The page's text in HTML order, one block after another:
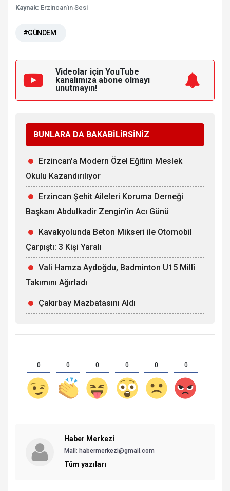
Kaynak: Erzincan'ın Sesi
#GÜNDEM
Videolar için YouTube
kanalımıza abone olmayı
unutmayın!
BUNLARA DA BAKABİLİRSİNİZ
Erzincan'a Modern Özel Eğitim Meslek
Okulu Kazandırılıyor
Erzincan Şehit Aileleri Koruma Derneği
Başkanı Abdulkadir Zengin'in Acı Günü
Kavakyolunda Beton Mikseri ile Otomobil
Çarpıştı: 3 Kişi Yaralı
Vali Hamza Aydoğdu, Badminton U15 Millî
Takımını Ağırladı
Çakırbay Mazbatasını Aldı
0 0 0 0 0 0
Haber Merkezi
Mail: habermerkezi@gmail.com
Tüm yazıları